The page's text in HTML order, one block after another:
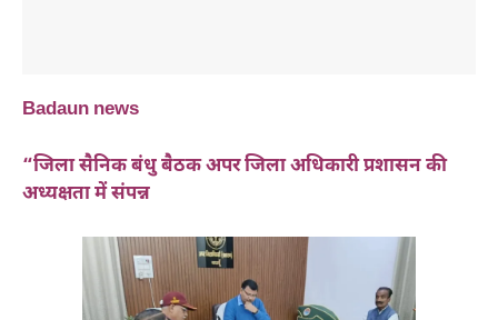
Badaun news
“जिला सैनिक बंधु बैठक अपर जिला अधिकारी प्रशासन की
अध्यक्षता में संपन्न